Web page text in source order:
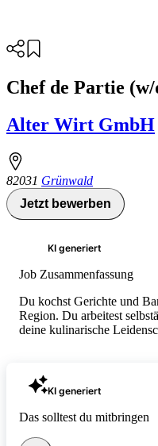
Chef de Partie
Alter Wirt GmbH
82031 Grünwald
Jetzt bewerben
KI generiert
Job Zusammenfassung
Du kochst Gerichte und
Region. Du arbeitest
deine kulinarische
KI generiert
Das solltest du mitbringen